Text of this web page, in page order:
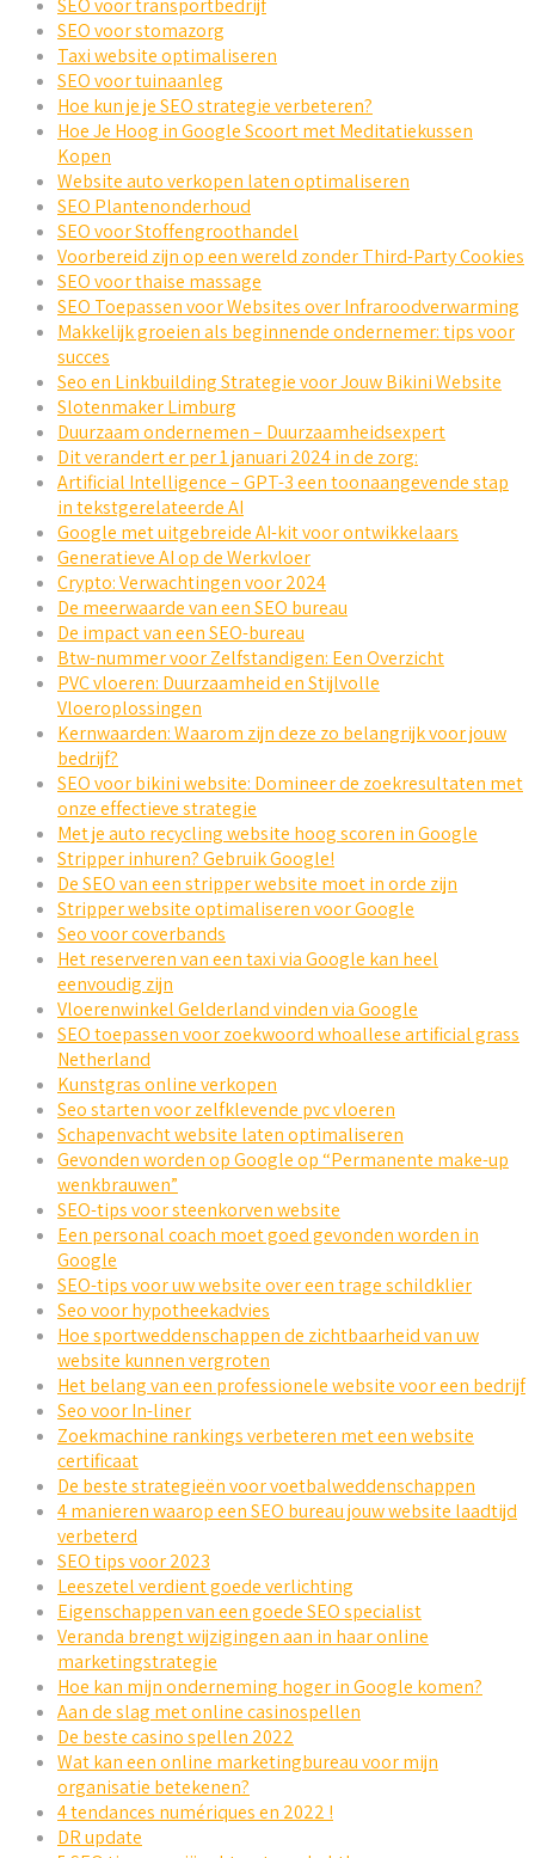
SEO voor transportbedrijf
SEO voor stomazorg
Taxi website optimaliseren
SEO voor tuinaanleg
Hoe kun je je SEO strategie verbeteren?
Hoe Je Hoog in Google Scoort met Meditatiekussen
Kopen
Website auto verkopen laten optimaliseren
SEO Plantenonderhoud
SEO voor Stoffengroothandel
Voorbereid zijn op een wereld zonder Third-Party Cookies
SEO voor thaise massage
SEO Toepassen voor Websites over Infraroodverwarming
Makkelijk groeien als beginnende ondernemer: tips voor
succes
Seo en Linkbuilding Strategie voor Jouw Bikini Website
Slotenmaker Limburg
Duurzaam ondernemen – Duurzaamheidsexpert
Dit verandert er per 1 januari 2024 in de zorg:
Artificial Intelligence – GPT-3 een toonaangevende stap
in tekstgerelateerde AI
Google met uitgebreide AI-kit voor ontwikkelaars
Generatieve AI op de Werkvloer
Crypto: Verwachtingen voor 2024
De meerwaarde van een SEO bureau
De impact van een SEO-bureau
Btw-nummer voor Zelfstandigen: Een Overzicht
PVC vloeren: Duurzaamheid en Stijlvolle
Vloeroplossingen
Kernwaarden: Waarom zijn deze zo belangrijk voor jouw
bedrijf?
SEO voor bikini website: Domineer de zoekresultaten met
onze effectieve strategie
Met je auto recycling website hoog scoren in Google
Stripper inhuren? Gebruik Google!
De SEO van een stripper website moet in orde zijn
Stripper website optimaliseren voor Google
Seo voor coverbands
Het reserveren van een taxi via Google kan heel
eenvoudig zijn
Vloerenwinkel Gelderland vinden via Google
SEO toepassen voor zoekwoord whoallese artificial grass
Netherland
Kunstgras online verkopen
Seo starten voor zelfklevende pvc vloeren
Schapenvacht website laten optimaliseren
Gevonden worden op Google op “Permanente make-up
wenkbrauwen”
SEO-tips voor steenkorven website
Een personal coach moet goed gevonden worden in
Google
SEO-tips voor uw website over een trage schildklier
Seo voor hypotheekadvies
Hoe sportweddenschappen de zichtbaarheid van uw
website kunnen vergroten
Het belang van een professionele website voor een bedrijf
Seo voor In-liner
Zoekmachine rankings verbeteren met een website
certificaat
De beste strategieën voor voetbalweddenschappen
4 manieren waarop een SEO bureau jouw website laadtijd
verbeterd
SEO tips voor 2023
Leeszetel verdient goede verlichting
Eigenschappen van een goede SEO specialist
Veranda brengt wijzigingen aan in haar online
marketingstrategie
Hoe kan mijn onderneming hoger in Google komen?
Aan de slag met online casinospellen
De beste casino spellen 2022
Wat kan een online marketingbureau voor mijn
organisatie betekenen?
4 tendances numériques en 2022 !
DR update